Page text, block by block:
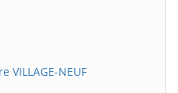
VILLAGE-NEUF